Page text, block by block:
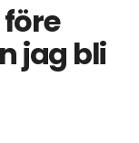
jag bli